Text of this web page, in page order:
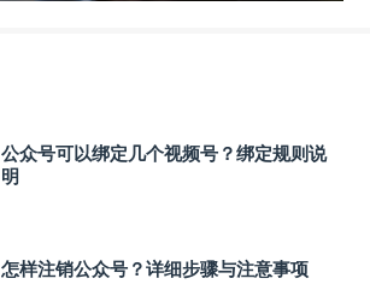
公众号可以绑定几个视频号？绑定规则说
明
怎样注销公众号？详细步骤与注意事项